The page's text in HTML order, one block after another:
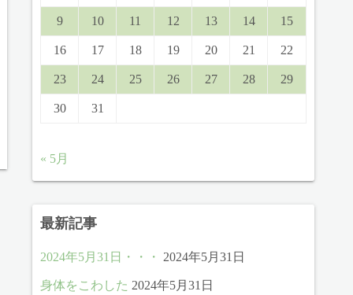
9 10 11 12 13 14 15
16 17 18 19 20 21 22
23 24 25 26 27 28 29
30 31
« 5月
最新記事
2024年5月31日・・・ 2024年5月31日
身体をこわした 2024年5月31日